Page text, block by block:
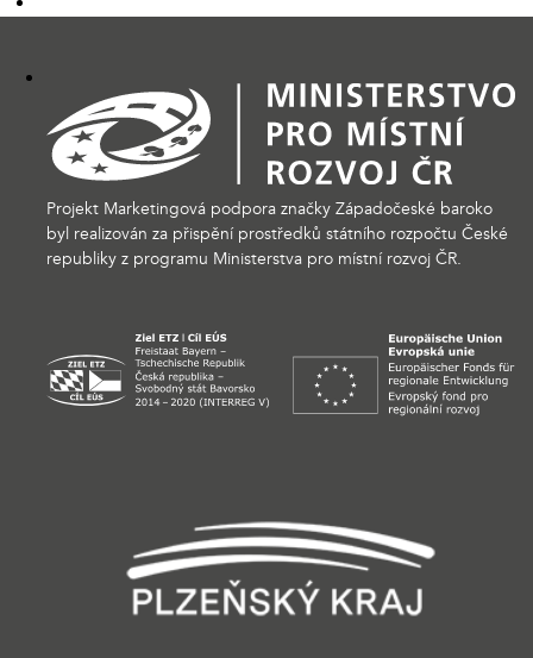
Projekt Marketingová podpora značky Západočeské baroko
byl realizován za přispění prostředků státního rozpočtu České
republiky z programu Ministerstva pro místní rozvoj ČR.